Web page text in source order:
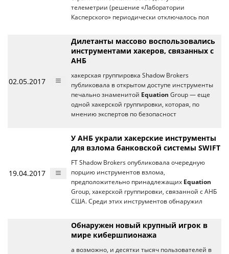
телеметрии (решение «Лаборатории
Касперского» периодически отключалось пол
02.05.2017
Дилетанты массово воспользовались
инструментами хакеров, связанных с
АНБ
хакерская группировка Shadow Brokers
публиковала в открытом доступе инструменты
печально знаменитой Equation Group — еще
одной хакерской группировки, которая, по
мнению экспертов по безопасност
19.04.2017
У АНБ украли хакерские инструменты
для взлома банковской системы SWIFT
FT Shadow Brokers опубликовала очередную
порцию инструментов взлома,
предположительно принадлежащих Equation
Group, хакерской группировки, связанной с АНБ
США. Среди этих инструментов обнаружил
Обнаружен новый крупный игрок в
мире кибершпионажа
а возможно, и десятки тысяч пользователей в